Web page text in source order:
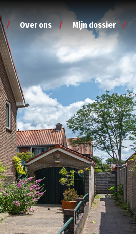
Over ons Mijn dossier